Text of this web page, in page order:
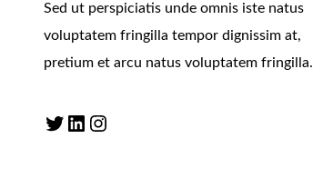
Sed ut perspiciatis unde omnis iste natus
voluptatem fringilla tempor dignissim at,
pretium et arcu natus voluptatem fringilla.
Twitter LinkedIn Instagram